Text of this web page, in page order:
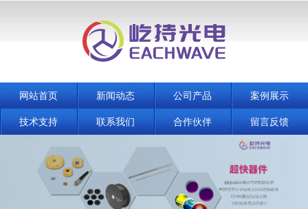
网站首页 新闻动态 公司产品 案例展示
技术支持 联系我们 合作伙伴 留言反馈